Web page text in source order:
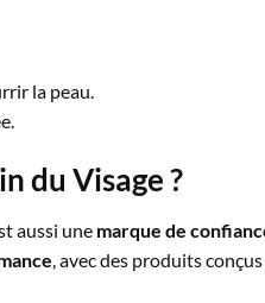
la peau.
du Visage ?
aussi une marque de
, avec des produits